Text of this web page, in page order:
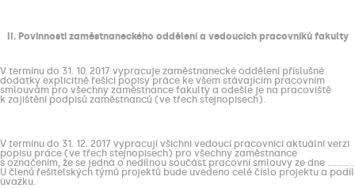
II. Povinnosti zaměstnaneckého oddělení a vedoucích pracovníků fakulty
V termínu do 31. 10. 2017 vypracuje zaměstnanecké oddělení příslušné
dodatky explicitně řešící popisy práce ke všem stávajícím pracovním
smlouvám pro všechny zaměstnance fakulty a odešle je na pracoviště
k zajištění podpisů zaměstnanců (ve třech stejnopisech).
V termínu do 31. 12. 2017 vypracují všichni vedoucí pracovníci aktuální verzi
popisu práce (ve třech stejnopisech) pro všechny zaměstnance
s označením, že se jedná o nedílnou součást pracovní smlouvy ze dne ……... .
U členů řešitelských týmů projektů bude uvedeno celé číslo projektu a podíl
úvazku.